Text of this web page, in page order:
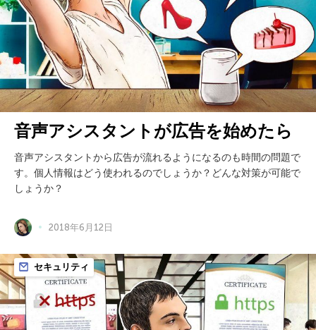
音声アシスタントが広告を始めたら
音声アシスタントから広告が流れるようになるのも時間の問題で
す。個人情報はどう使われるのでしょうか？どんな対策が可能で
しょうか？
2018年6月12日
セキュリティ